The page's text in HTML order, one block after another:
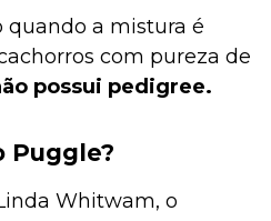
quando a mistura é
com pureza de
possui pedigree.
Puggle?
Whitwam, o